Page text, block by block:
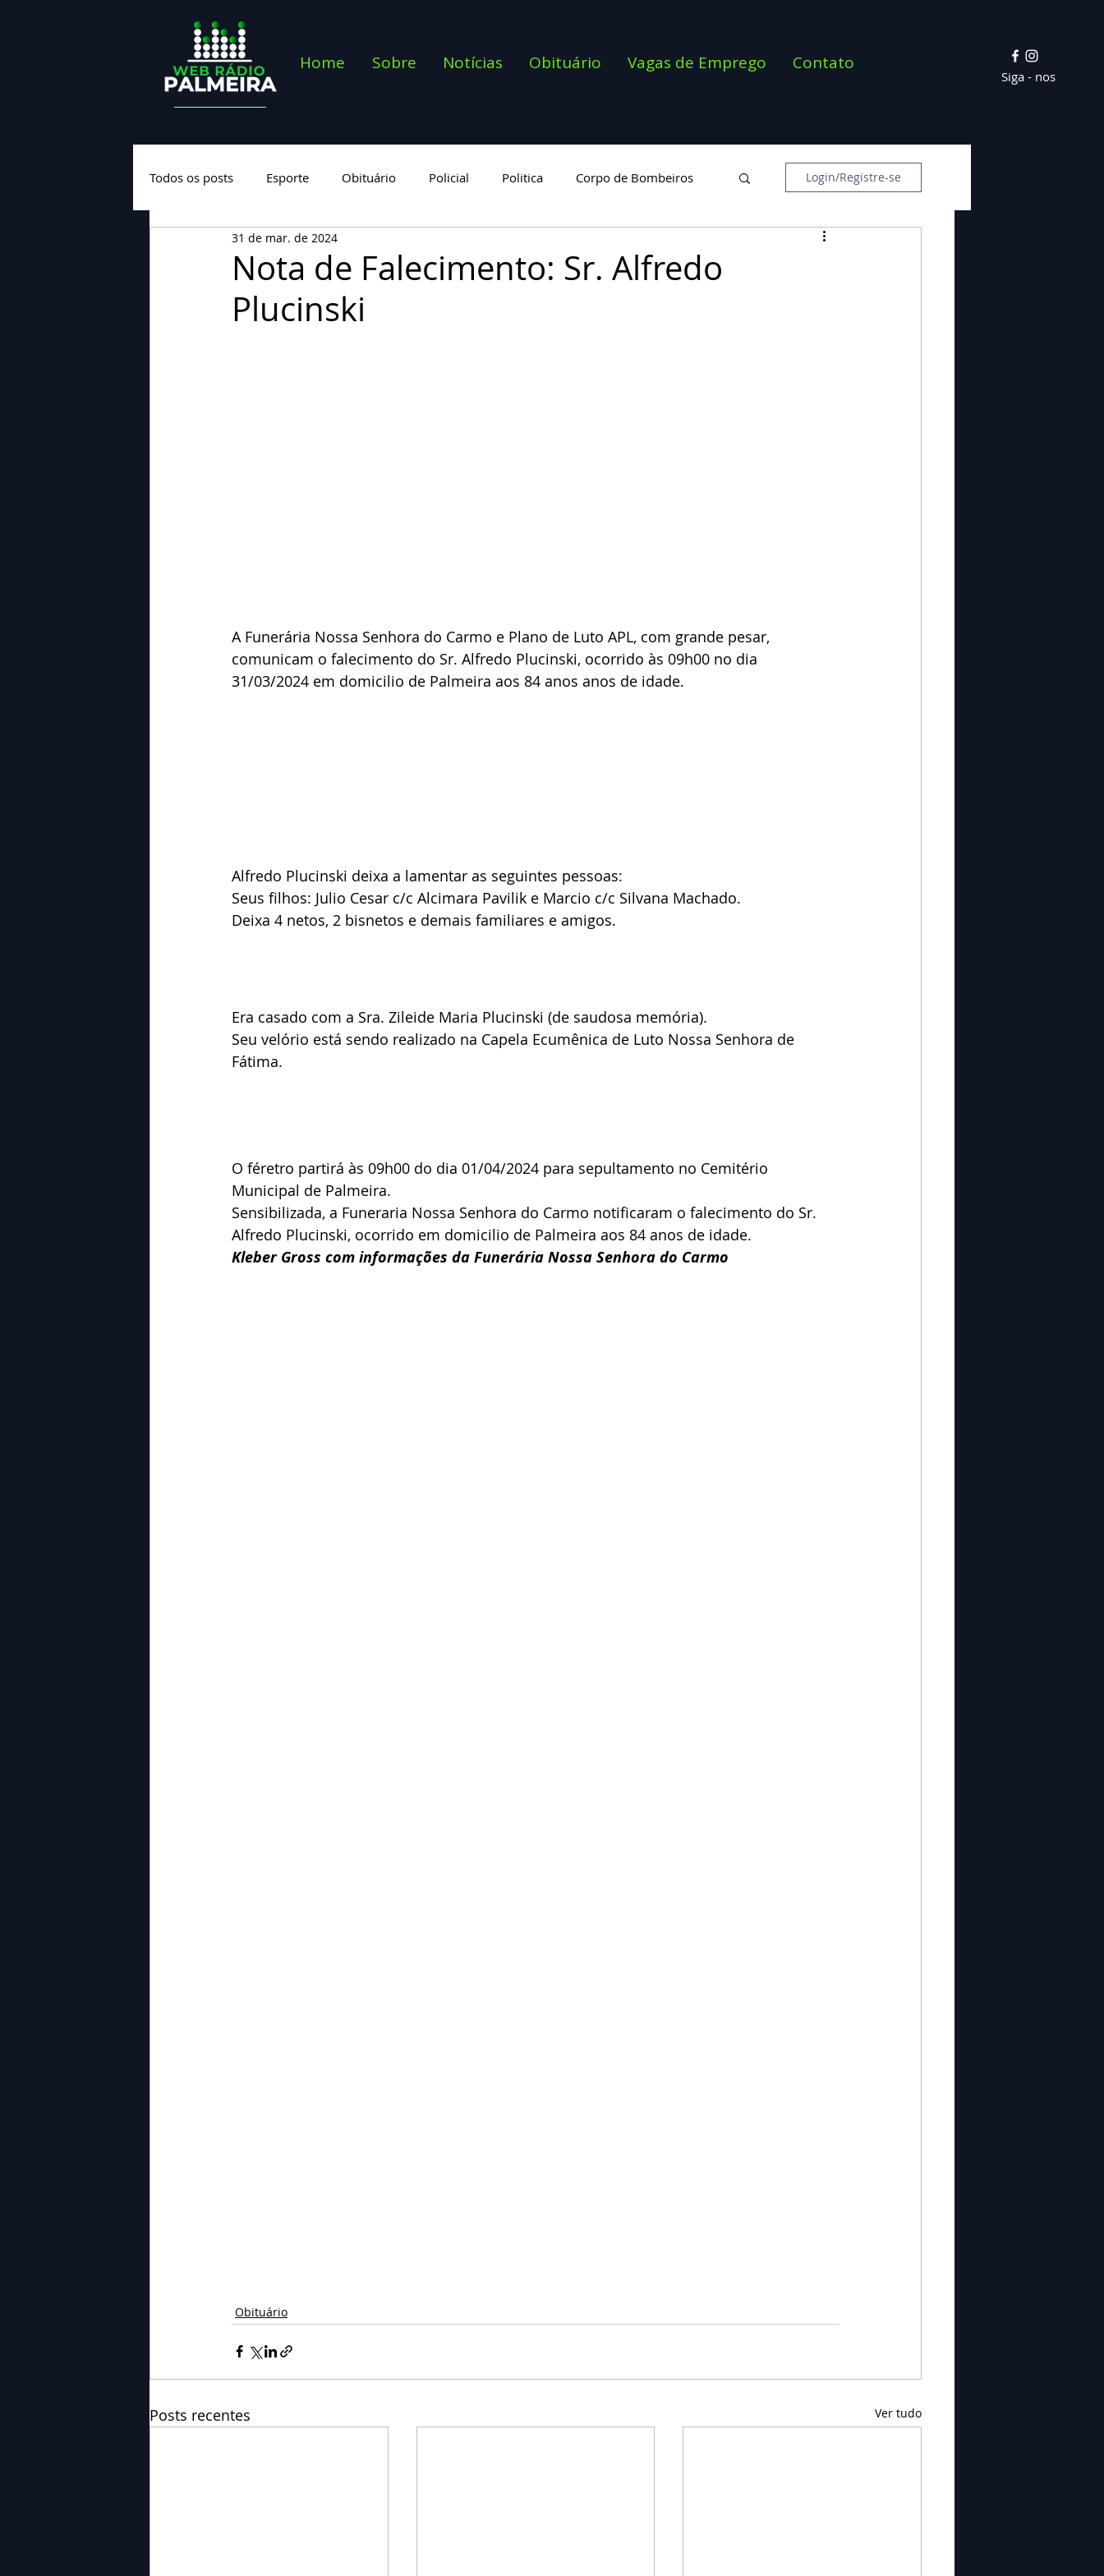
Home Sobre Notícias Obituário Vagas de Emprego Contato
Siga - nos
Todos os posts Esporte Obituário Policial Politica Corpo de Bombeiros
Geral Nova categoria
Login/Registre-se
Nota de Falecimento: Sr. Alfredo
Plucinski
31 de mar. de 2024
A Funerária Nossa Senhora do Carmo e Plano de Luto APL, com grande pesar,
comunicam o falecimento do Sr. Alfredo Plucinski, ocorrido às 09h00 no dia
31/03/2024 em domicilio de Palmeira aos 84 anos anos de idade.
Alfredo Plucinski deixa a lamentar as seguintes pessoas:
Seus filhos: Julio Cesar c/c Alcimara Pavilik e Marcio c/c Silvana Machado.
Deixa 4 netos, 2 bisnetos e demais familiares e amigos.
Era casado com a Sra. Zileide Maria Plucinski (de saudosa memória).
Seu velório está sendo realizado na Capela Ecumênica de Luto Nossa Senhora de
Fátima.
O féretro partirá às 09h00 do dia 01/04/2024 para sepultamento no Cemitério
Municipal de Palmeira.
Sensibilizada, a Funeraria Nossa Senhora do Carmo notificaram o falecimento do Sr.
Alfredo Plucinski, ocorrido em domicilio de Palmeira aos 84 anos de idade.
Kleber Gross com informações da Funerária Nossa Senhora do Carmo
Obituário
Posts recentes Ver tudo